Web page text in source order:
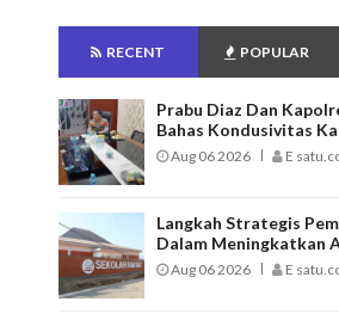
RECENT POPULAR
Prabu Diaz Dan
Bahas Kondusivitas
Aug 06 2026 E
Langkah Strategis
Dalam Meningkatkan
Aug 06 2026 E